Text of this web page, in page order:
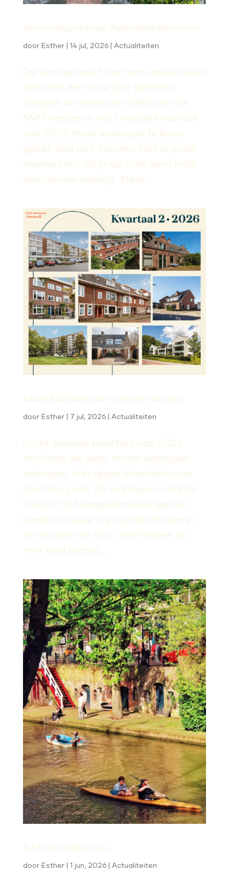
Meer woningen te koop. Wat betekent dat voor jou?
door Esther| 14 jul, 2026| Actualiteiten
De woningmarkt laat een ander beeld
zien dan een paar jaar geleden.
Volgens de nieuwste cijfers van de
NVM werden in het tweede kwartaal
van 2026 meer woningen te koop
gezet dan ooit tevoren. Dat is goed
nieuws voor als je op zoek bent naar
een nieuwe woning. Meer...
Kwartaal 2 2026 bracht weer mooie verkopen
door Esther| 7 jul, 2026| Actualiteiten
In het tweede kwartaal van 2026
mochten we weer mooie woningen
verkopen. Van appartementen voor
starters, jaren ’30 woningen in hartje
Utrecht tot eengezinswoningen en
karakteristieke vrijstaande huizen in
en rondom de stad. We hebben dit
met veel plezier,...
In Utrecht schijnt de zon
door Esther| 1 jun, 2026| Actualiteiten